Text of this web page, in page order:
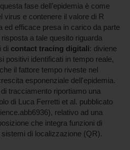
fase dell’epidemia è come
virus e contenere il valore di R
ed efficace presa in carico da parte
a tale quesito riguarda
di contact tracing digitali: diviene
positivi identificati in tempo reale,
il fattore tempo riveste nel
esponenziale dell'epidemia.
tracciamento riportiamo una
di Luca Ferretti et al. pubblicato
relativo ad una
che integra funzioni di
di localizzazione (QR).